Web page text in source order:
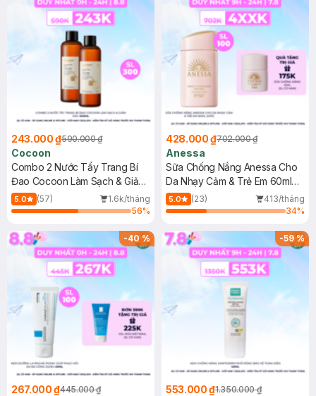
243.000 ₫590.000 ₫
Cocoon
Combo 2 Nước Tẩy Trang Bí
Đao Cocoon Làm Sạch & Giảm
Dầu 500ml
5.0 (57)
1.6k/tháng
56%
428.000 ₫702.000 ₫
Anessa
Sữa Chống Nắng Anessa Cho
Da Nhạy Cảm & Trẻ Em 60ml
(Mới)
5.0 (23)
413/tháng
34%
-40%
267.000 ₫445.000 ₫
-59%
553.000 ₫1.350.000 ₫